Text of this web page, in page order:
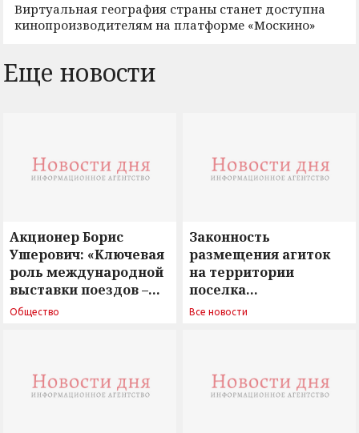
Виртуальная география страны станет доступна
кинопроизводителям на платформе «Москино»
Еще новости
Акционер Борис
Ушерович: «Ключевая
роль международной
выставки поездов –
поиск ответов на
Общество
Законность
размещения агиток
на территории
поселка
Новосергиевка
Все новости